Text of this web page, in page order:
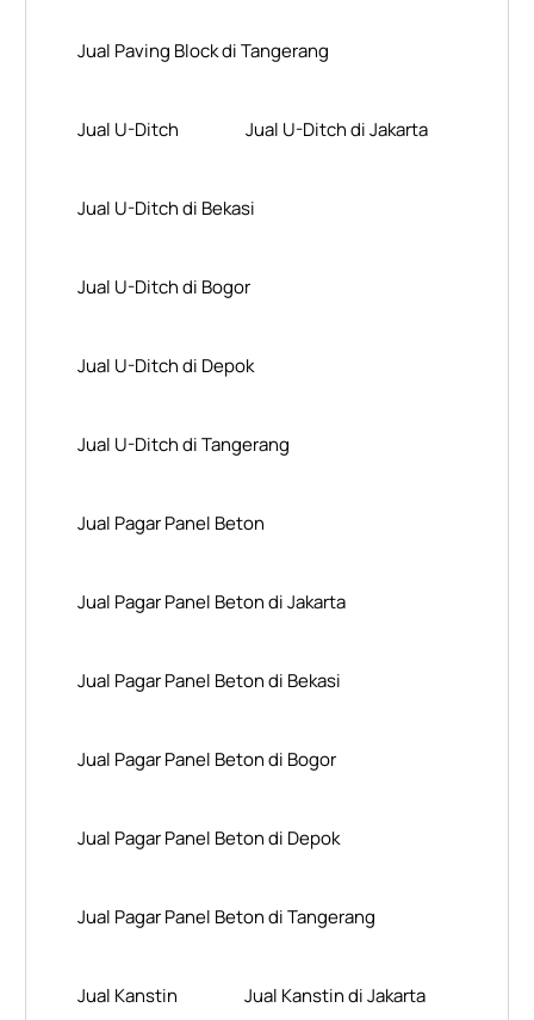
Jual Paving Block di Tangerang
Jual U-Ditch Jual U-Ditch di Jakarta
Jual U-Ditch di Bekasi
Jual U-Ditch di Bogor
Jual U-Ditch di Depok
Jual U-Ditch di Tangerang
Jual Pagar Panel Beton
Jual Pagar Panel Beton di Jakarta
Jual Pagar Panel Beton di Bekasi
Jual Pagar Panel Beton di Bogor
Jual Pagar Panel Beton di Depok
Jual Pagar Panel Beton di Tangerang
Jual Kanstin Jual Kanstin di Jakarta